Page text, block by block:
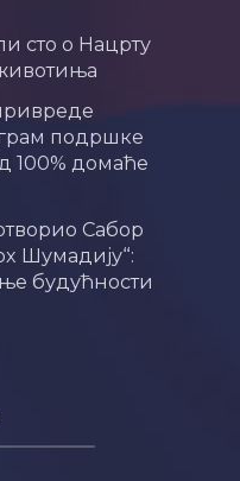
сто о Нацрту
подршке
100% домаће
Сабор
Шумадију“:
будућности